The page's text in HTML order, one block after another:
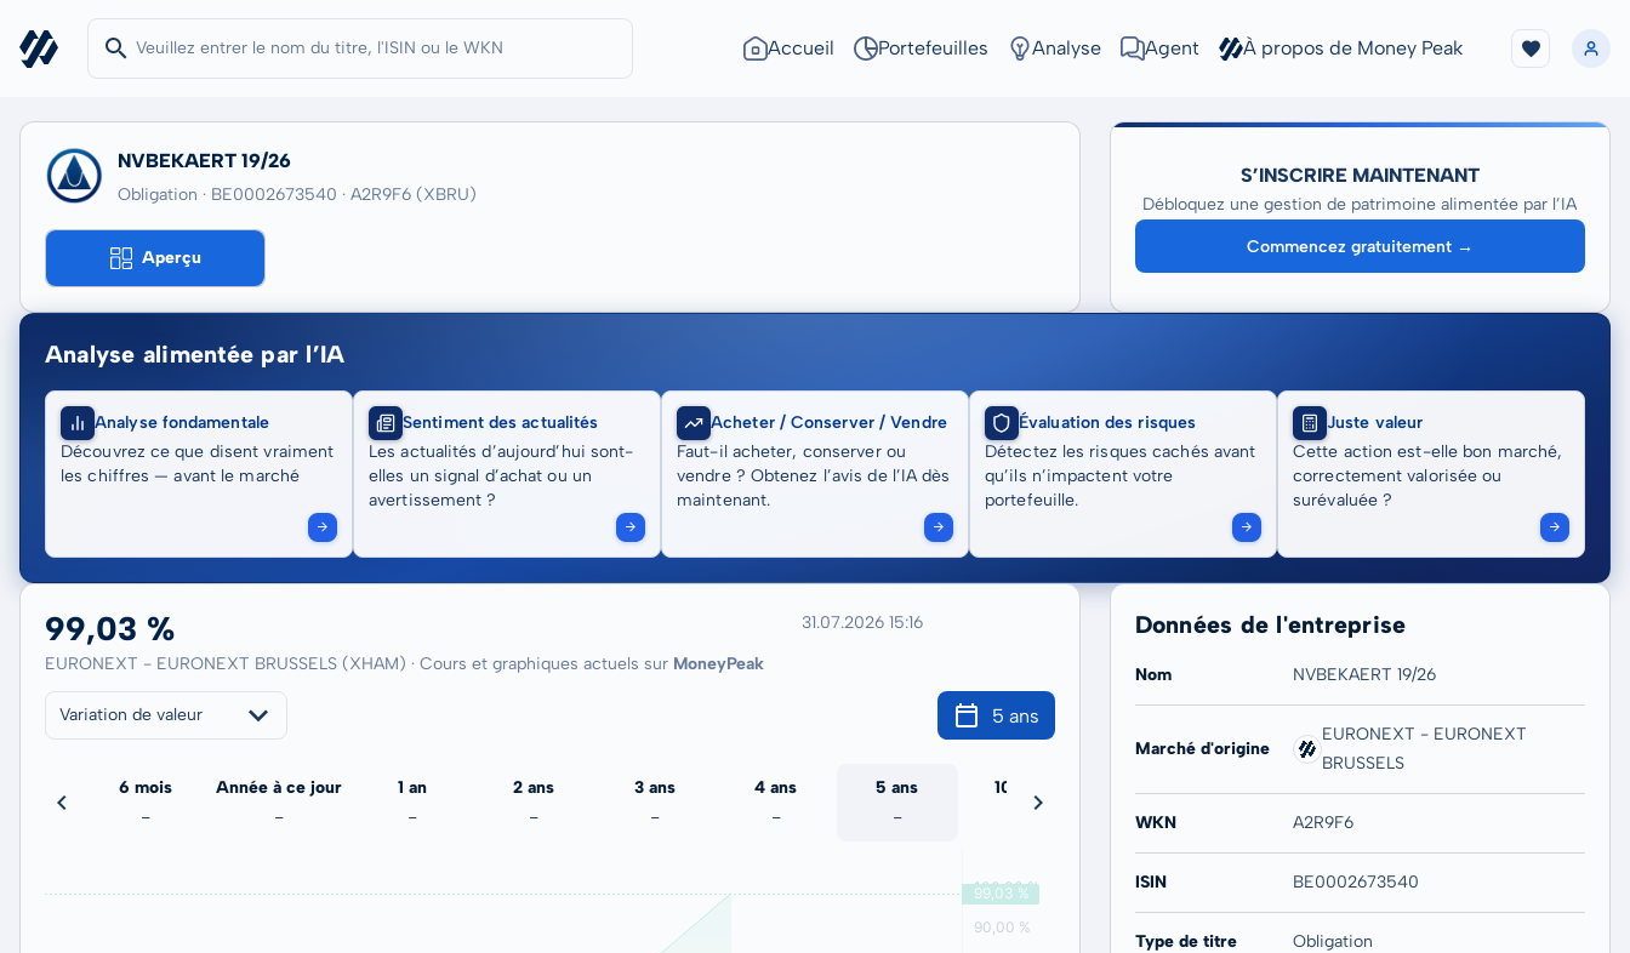
Accueil Portefeuilles Analyse Agent À propos de Money Peak
NVBEKAERT 19/26
Obligation · BE0002673540 · A2R9F6 (XBRU)
Aperçu
S’INSCRIRE MAINTENANT
Débloquez une gestion de patrimoine alimentée par l’IA
Commencez gratuitement →
Analyse alimentée par l’IA
Analyse fondamentale
Découvrez ce que disent vraiment
les chiffres — avant le marché
Sentiment des actualités
Les actualités d’aujourd’hui sont-
elles un signal d’achat ou un
avertissement ?
Acheter / Conserver / Vendre
Faut-il acheter, conserver ou
vendre ? Obtenez l’avis de l’IA dès
maintenant.
Évaluation des risques
Détectez les risques cachés avant
qu’ils n’impactent votre
portefeuille.
Juste valeur
Cette action est-elle bon marché,
correctement valorisée ou
surévaluée ?
99,03 %
EURONEXT - EURONEXT BRUSSELS (XHAM) · Cours et graphiques actuels sur MoneyPeak
31.07.2026 15:16
Variation de valeur 5 ans
6 mois
-
Année à ce jour
-
1 an
-
2 ans
-
3 ans
-
4 ans
-
5 ans
-
10 ans
-
Données de l'entreprise
Nom NVBEKAERT 19/26
Marché d'origine
EURONEXT - EURONEXT
BRUSSELS
WKN A2R9F6
ISIN BE0002673540
Type de titre Obligation